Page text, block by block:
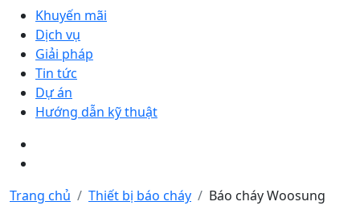
Khuyến mãi
Dịch vụ
Giải pháp
Tin tức
Dự án
Hướng dẫn kỹ thuật
Trang chủ Thiết bị báo cháy
Báo cháy Woosung